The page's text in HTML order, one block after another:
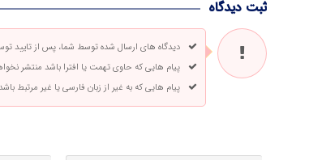
ثبت دیدگاه
دیدگاه های ارسال شده توسط شما، پس از تایید
پیام هایی که حاوی تهمت یا افترا باشد منتشر
پیام هایی که به غیر از زبان فارسی یا غیر مرتبط